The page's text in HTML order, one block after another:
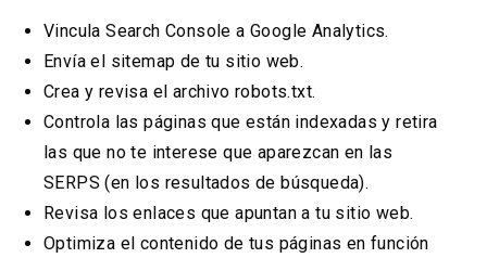
Vincula Search Console a Google Analytics.
Envía el sitemap de tu sitio web.
Crea y revisa el archivo robots.txt.
Controla las páginas que están indexadas y retira
las que no te interese que aparezcan en las
SERPS (en los resultados de búsqueda).
Revisa los enlaces que apuntan a tu sitio web.
Optimiza el contenido de tus páginas en función